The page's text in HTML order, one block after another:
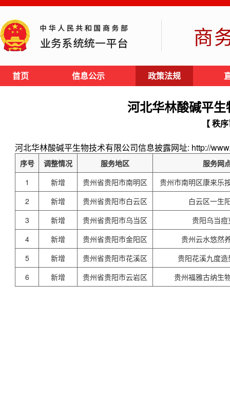
商
首页 信息公示 政策法规
河北华林酸碱平
【 秩
河北华林酸碱平生物技术有限公司信息披露网址: http://
序号 调整情况 服务地区
服务网
1
新增 贵州省贵阳市南明区
贵州市南明区康来乐
2
新增 贵州省贵阳市白云区
白云区一生
3
新增 贵州省贵阳市乌当区
贵阳乌当
4
新增 贵州省贵阳市金阳区
贵州云水悠然
5
新增 贵州省贵阳市花溪区
贵阳花溪九度
6
新增 贵州省贵阳市云岩区 贵州福雅古纳生